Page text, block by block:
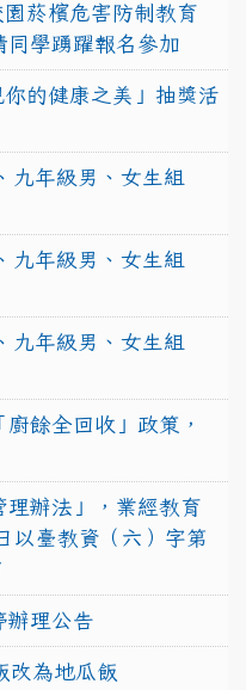
菸檳危害防制教育
同學踴躍報名參加
的健康之美」抽獎活
九年級男、女生組
九年級男、女生組
九年級男、女生組
餘全回收」政策，
理辦法」，業經教育
以臺教資（六）字第
辦理公告
改為地瓜飯